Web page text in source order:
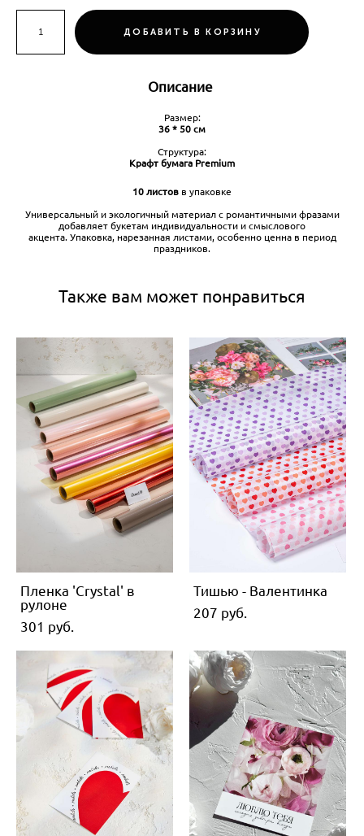
ДОБАВИТЬ В КОРЗИНУ
Описание
Размер:
36 * 50 см
Структура:
Крафт бумага Premium
10 листов в упаковке
Универсальный и экологичный материал с романтичными фразами
добавляет букетам индивидуальности и смыслового
акцента. Упаковка, нарезанная листами, особенно ценна в период
праздников.
Также вам может понравиться
Пленка 'Crystal' в
рулоне
301 pуб.
Тишью - Валентинка
207 pуб.